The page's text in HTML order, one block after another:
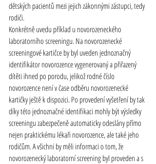
dětských pacientů mezi jejich zákonnými zástupci, tedy
rodiči.
Konkrétně uvedu příklad u novorozeneckého
laboratorního screeningu. Na novorozenecké
screeningové kartičce by byl uveden jednoznačný
identifikátor novorozence vygenerovaný a přiřazený
dítěti ihned po porodu, jelikož rodné číslo
novorozence není v čase odběru novorozenecké
kartičky ještě k dispozici. Po provedení vyšetření by tak
díky této jednoznačné identifikaci mohly být výsledky
screeningu zabezpečeně automaticky odeslány přímo
nejen praktickému lékaři novorozence, ale také jeho
rodičům. A všichni by měli informaci o tom, že
novorozenecký laboratorní screening byl proveden a s